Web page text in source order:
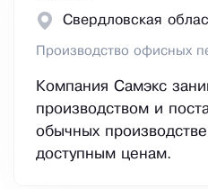
Свердловская
Производство офисных
Компания Самэкс
производством и
обычных
доступным ценам.